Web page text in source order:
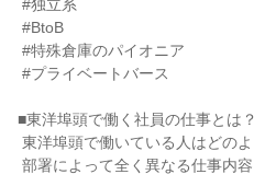
■東洋埠頭で働く社員の仕事とは？